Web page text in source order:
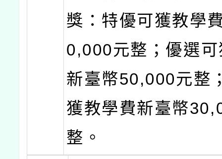
獎：特優可獲教學
0,000元整；優選
新臺幣50,000元整
獲教學費新臺幣
整。